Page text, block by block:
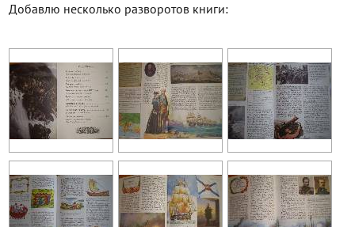
Добавлю несколько разворотов книги: